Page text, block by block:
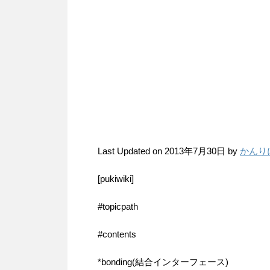
Last Updated on 2013年7月30日 by かんり
[pukiwiki]
#topicpath
#contents
*bonding(結合インターフェース)